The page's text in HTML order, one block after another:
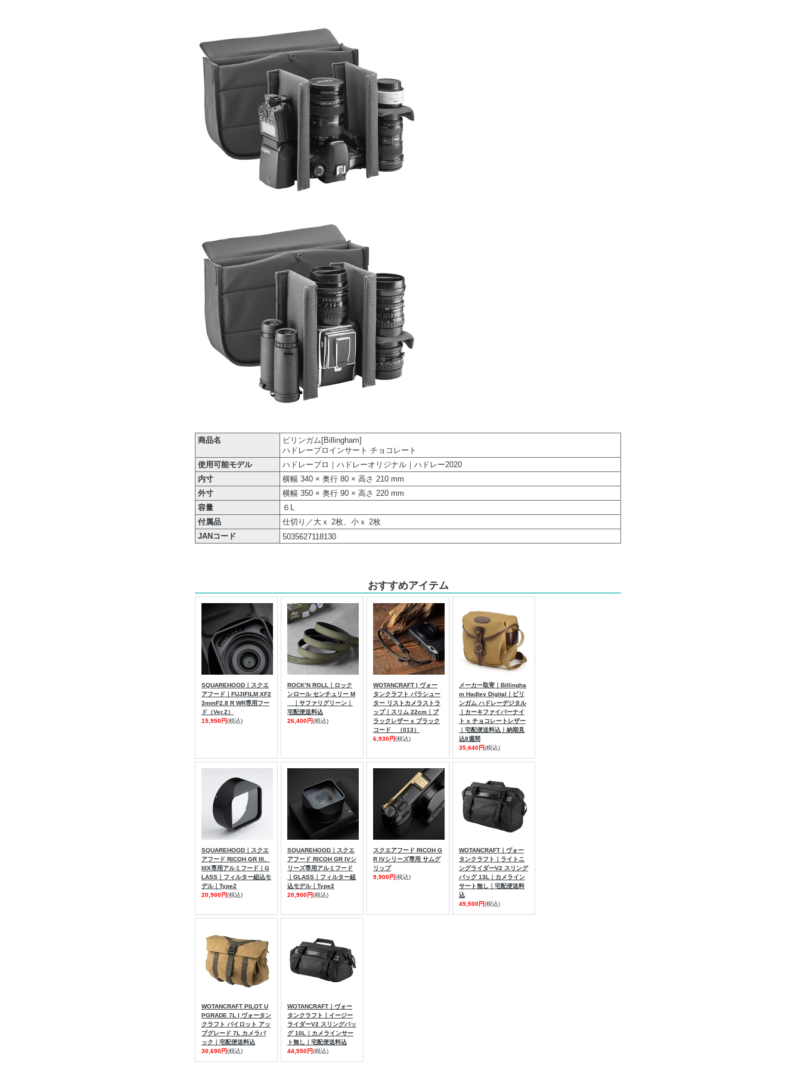
商品名
ビリンガム[Billingham]
ハドレープロインサート チョコレート
使用可能モデル
ハドレープロ｜ハドレーオリジナル｜ハドレー2020
内寸
横幅 340 × 奥行 80 × 高さ 210 mm
外寸
横幅 350 × 奥行 90 × 高さ 220 mm
容量
６L
付属品
仕切り／大ｘ 2枚、小ｘ 2枚
JANコード
5035627118130
おすすめアイテム
SQUAREHOOD｜スクエ
アフード｜FUJIFILM XF2
3mmF2.8 R WR専用フー
ド（Ver.2）
15,950円(税込)
ROCK’N ROLL｜ロック
ンロール センチュリー M
｜サファリグリーン｜
宅配便送料込
26,400円(税込)
WOTANCRAFT | ヴォー
タンクラフト パラシュー
ター リストカメラストラ
ップ｜スリム 22cm｜ブ
ラックレザー x ブラック
コード （013）
6,930円(税込)
メーカー取寄｜Billingha
m Hadley Digital｜ビリ
ンガム ハドレーデジタル
｜カーキファイバーナイ
ト x チョコレートレザー
｜宅配便送料込｜納期見
込8週間
35,640円(税込)
SQUAREHOOD｜スクエ
アフード RICOH GR III、
IIIX専用アルミフード｜G
LASS｜フィルター組込モ
デル｜Type2
20,900円(税込)
SQUAREHOOD｜スクエ
アフード RICOH GR IVシ
リーズ専用アルミフード
｜GLASS｜フィルター組
込モデル｜Type2
20,900円(税込)
スクエアフード RICOH G
R IVシリーズ専用 サムグ
リップ
9,900円(税込)
WOTANCRAFT｜ヴォー
タンクラフト｜ライトニ
ングライダーV2 スリング
バッグ 13L｜カメライン
サート無し｜宅配便送料
込
49,500円(税込)
WOTANCRAFT PILOT U
PGRADE 7L | ヴォータン
クラフト パイロット アッ
プグレード 7L カメラバ
ック｜宅配便送料込
30,690円(税込)
WOTANCRAFT｜ヴォー
タンクラフト｜イージー
ライダーV2 スリングバッ
グ 10L｜カメラインサー
ト無し｜宅配便送料込
44,550円(税込)